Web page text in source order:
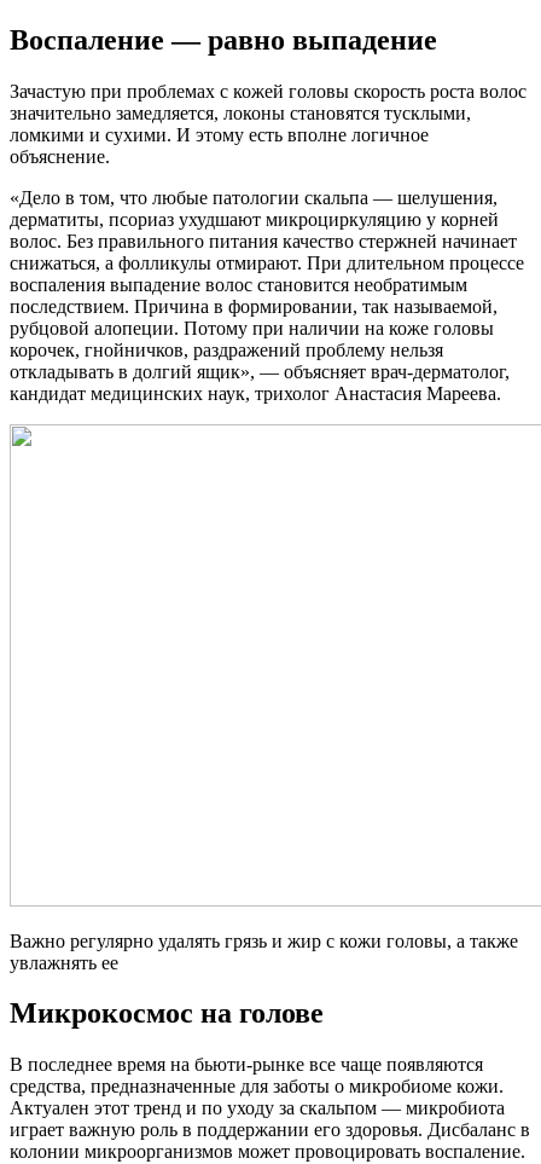
Воспаление — равно выпадение
Зачастую при проблемах с кожей головы скорость роста волос
значительно замедляется, локоны становятся тусклыми,
ломкими и сухими. И этому есть вполне логичное
объяснение.
«Дело в том, что любые патологии скальпа — шелушения,
дерматиты, псориаз ухудшают микроциркуляцию у корней
волос. Без правильного питания качество стержней начинает
снижаться, а фолликулы отмирают. При длительном процессе
воспаления выпадение волос становится необратимым
последствием. Причина в формировании, так называемой,
рубцовой алопеции. Потому при наличии на коже головы
корочек, гнойничков, раздражений проблему нельзя
откладывать в долгий ящик», — объясняет врач-дерматолог,
кандидат медицинских наук, трихолог Анастасия Мареева.
Важно регулярно удалять грязь и жир с кожи головы, а также
увлажнять ее
Микрокосмос на голове
В последнее время на бьюти-рынке все чаще появляются
средства, предназначенные для заботы о микробиоме кожи.
Актуален этот тренд и по уходу за скальпом — микробиота
играет важную роль в поддержании его здоровья. Дисбаланс в
колонии микроорганизмов может провоцировать воспаление.